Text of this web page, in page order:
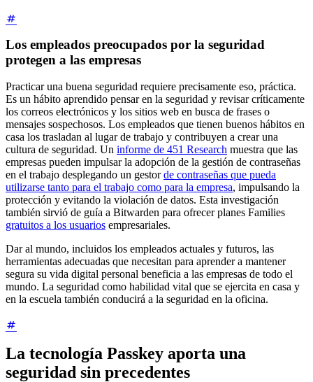
Los empleados preocupados por la seguridad
protegen a las empresas
Practicar una buena seguridad requiere precisamente eso, práctica.
Es un hábito aprendido pensar en la seguridad y revisar críticamente
los correos electrónicos y los sitios web en busca de frases o
mensajes sospechosos. Los empleados que tienen buenos hábitos en
casa los trasladan al lugar de trabajo y contribuyen a crear una
cultura de seguridad. Un informe de 451 Research muestra que las
empresas pueden impulsar la adopción de la gestión de contraseñas
en el trabajo desplegando un gestorde contraseñas que pueda
utilizarse tanto para el trabajo como para la empresa, impulsando la
protección y evitando la violación de datos. Esta investigación
también sirvió de guía a Bitwarden para ofrecer planes Families
gratuitos a los usuarios empresariales.
Dar al mundo, incluidos los empleados actuales y futuros, las
herramientas adecuadas que necesitan para aprender a mantener
segura su vida digital personal beneficia a las empresas de todo el
mundo. La seguridad como habilidad vital que se ejercita en casa y
en la escuela también conducirá a la seguridad en la oficina.
La tecnología Passkey aporta una
seguridad sin precedentes